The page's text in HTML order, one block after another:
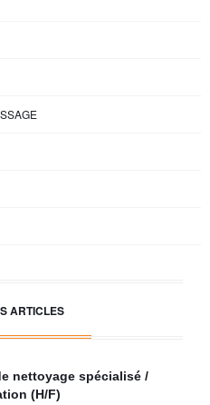
ARTICLES
nettoyage spécialisé /
(H/F)